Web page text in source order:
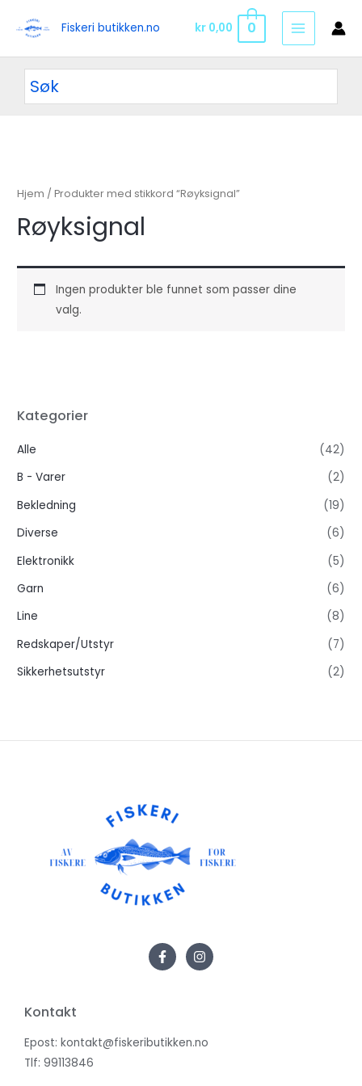
rett
innholdet
Fiskeri butikken.no kr 0,00 0
MAIN
MENU
Kategorier
Alle
(42)
B - Varer
(2)
Bekledning
(19)
Diverse
(6)
Elektronikk
(5)
Garn
(6)
Line
(8)
Redskaper/Utstyr
(7)
Sikkerhetsutstyr
(2)
Hjem / Produkter med stikkord “Røyksignal”
Røyksignal
Ingen produkter ble funnet som passer dine
valg.
Kontakt
Epost: kontakt@fiskeributikken.no
Tlf: 99113846